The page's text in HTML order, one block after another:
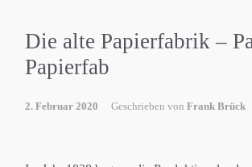
Die alte Papierfabrik –
Papierfab
2. Februar 2020 Geschrieben von Frank Brück